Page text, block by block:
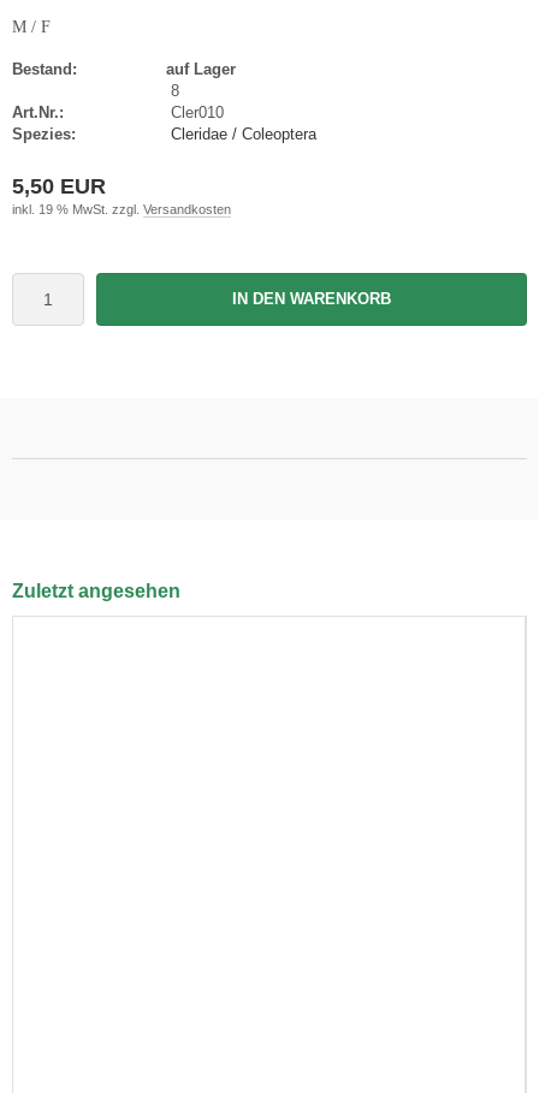
M / F
Bestand:
auf Lager
8
Art.Nr.:
Cler010
Spezies:
Cleridae / Coleoptera
5,50 EUR
inkl. 19 % MwSt. zzgl. Versandkosten
IN DEN WARENKORB
Zuletzt angesehen